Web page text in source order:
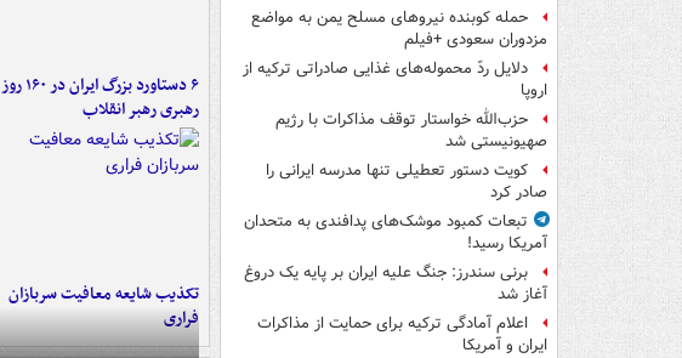
حمله کوبنده نیروهای مسلح یمن به مواضع
مزدوران سعودی +فیلم
دلایل ردّ محموله‌های غذایی صادراتی ترکیه از
اروپا
حزب‌الله خواستار توقف مذاکرات با رژیم
صهیونیستی شد
کویت دستور تعطیلی تنها مدرسه ایرانی را
صادر کرد
تبعات کمبود موشک‌های پدافندی به متحدان
آمریکا رسید!
برنی سندرز: جنگ علیه ایران بر پایه یک دروغ
آغاز شد
اعلام آمادگی ترکیه برای حمایت از مذاکرات
ایران و آمریکا
۶ دستاورد بزرگ ایران در ۱۶۰ روز
رهبری رهبر انقلاب
تکذیب شایعه معافیت سربازان
فراری